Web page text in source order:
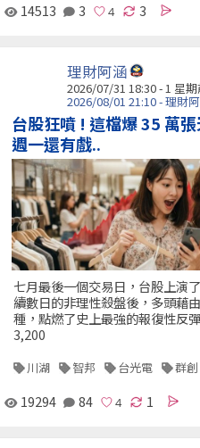
14513 3 3
理財阿涵
2026/07/31 18:30 - 1 星期
2026/08/01 21:10 - 理財
台股狂噴 ! 這檔爆 35 萬
週一還有戲..
七月最後一個交易日，台股上演
續數日的非理性殺盤後，多頭藉
種，點燃了史上最強的報復性反
3,200
川湖 智邦 台光電 群創
19294 84 1